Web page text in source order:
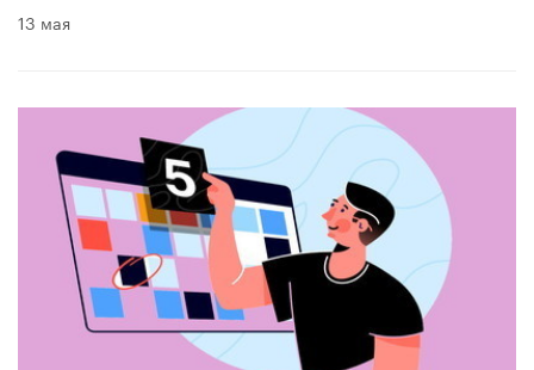
13 мая